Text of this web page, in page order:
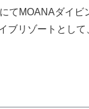
てMOANAダイビ
ブリゾートとして